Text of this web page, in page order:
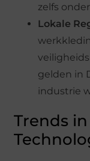
zelfs
Lokale
gelden in
industrie
Trends